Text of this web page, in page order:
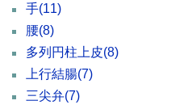
手(11)
腰(8)
多列円柱上皮(8)
上行結腸(7)
三尖弁(7)